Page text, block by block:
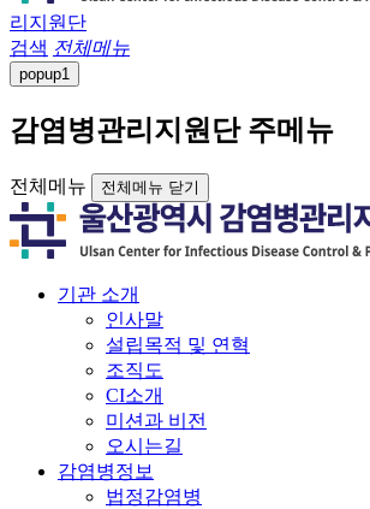
리지원단
검색 전체메뉴
popup1
감염병관리지원단 주메뉴
전체메뉴 전체메뉴 닫기
기관 소개
인사말
설립목적 및 연혁
조직도
CI소개
미션과 비전
오시는길
감염병정보
법정감염병